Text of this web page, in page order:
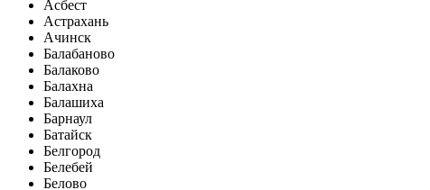
Асбест
Астрахань
Ачинск
Балабаново
Балаково
Балахна
Балашиха
Барнаул
Батайск
Белгород
Белебей
Белово